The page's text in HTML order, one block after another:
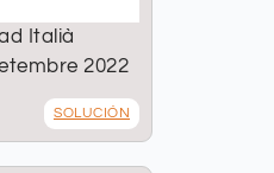
Italià
2022
SOLUCIÓN